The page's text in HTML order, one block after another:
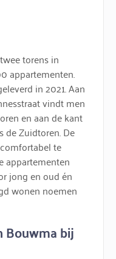
torens in
appartementen.
in 2021. Aan
vindt men
en aan de kant
de Zuidtoren. De
te
appartementen
jong en oud én
wonen noemen
Bouwma bij